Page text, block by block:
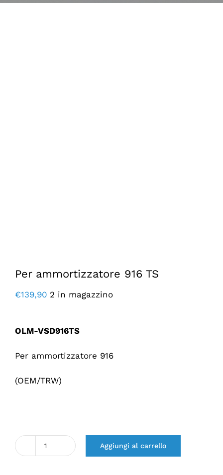
Per ammortizzatore 916 TS
€139,90 2 in magazzino
OLM-VSD916TS
Per ammortizzatore 916
(OEM/TRW)
Quantità
Aggiungi al carrello